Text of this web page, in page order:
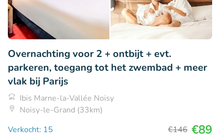
Overnachting voor 2 + ontbijt + evt.
parkeren, toegang tot het zwembad + meer
vlak bij Parijs
Ibis Marne-la-Vallée Noisy
Noisy-le-Grand (33km)
Verkocht: 15
€146 €89